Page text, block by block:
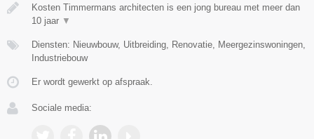
Kosten Timmermans architecten is een jong bureau met meer dan
10 jaar ▼
Diensten: Nieuwbouw, Uitbreiding, Renovatie, Meergezinswoningen,
Industriebouw
Er wordt gewerkt op afspraak.
Sociale media: